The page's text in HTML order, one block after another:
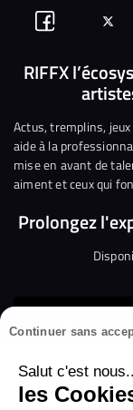
Continuer sans
Salut c'est
les
Suivez-
nous
Facebook
RIFFX
Actus, tremplins, jeux
aide à la
mise en avant de
aiment et ceux qui
Prolongez